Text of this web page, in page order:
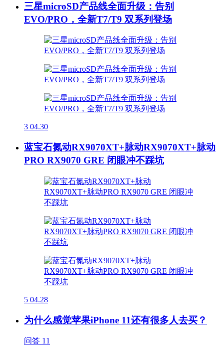
三星microSD产品线全面升级：告别
EVO/PRO，全新T7/T9 双系列登场
3 04.30
蓝宝石氮动RX9070XT+脉动RX9070XT+脉动
PRO RX9070 GRE 闭眼冲不踩坑
5 04.28
为什么感觉苹果iPhone 11还有很多人去买？
问答 11